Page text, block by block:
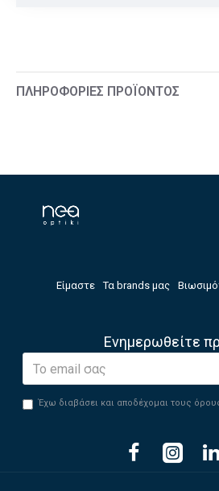
ΠΛΗΡΟΦΟΡΊΕΣ ΠΡΟΪΌΝΤΟΣ
Είμαστε Τα brands μας
Ενημερωθείτε
Έχω διαβάσει και αποδέχομαι τους